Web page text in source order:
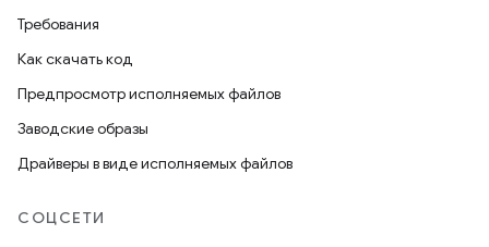
Требования
Как скачать код
Предпросмотр исполняемых файлов
Заводские образы
Драйверы в виде исполняемых файлов
СОЦСЕТИ